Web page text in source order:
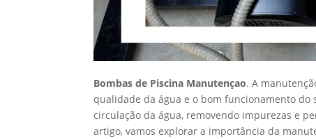
Bombas de Piscina Manutençao. A
qualidade da água e o bom funcionamento
circulação da água, removendo impurezas e
artigo, vamos explorar a importância da